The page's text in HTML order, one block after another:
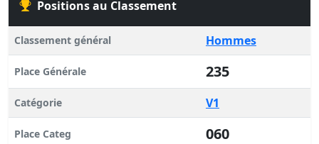
Positions au Classement
Classement général Hommes
Place Générale 235
Catégorie V1
Place Categ 060